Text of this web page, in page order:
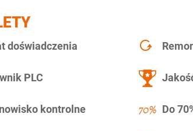
doświadczenia
PLC
kontrolne Do